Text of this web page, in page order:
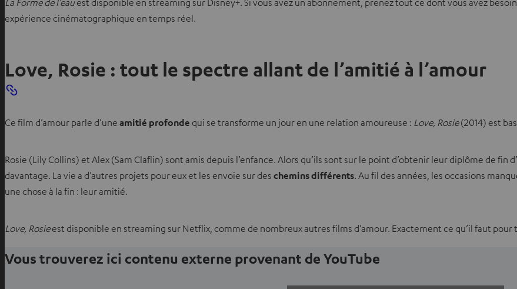
g
l
expérience cinématographique en temps réel.
Love, Rosie : tout le spectre allant de l’amitié à l’amour
Ce film d’amour parle d’une amitié profonde qui se transforme un jour en une relation amoureuse : Love, Rosie(2014) est
Rosie (Lily Collins) et Alex (Sam Claflin) sont amis depuis l’enfance. Alors qu’ils sont sur le point d’obtenir leur diplôme de
davantage. La vie a d’autres projets pour eux et les envoie sur des chemins différents. Au fil des années, les occasions
une chose à la fin : leur amitié.
Love, Rosieest disponible en streaming sur Netflix, comme de nombreux autres films d’amour. Exactement ce qu’il faut pour
Vous trouverez ici contenu externe provenant de YouTube